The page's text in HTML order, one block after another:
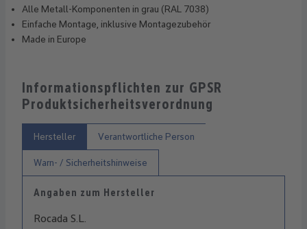
Alle Metall-Komponenten in grau (RAL 7038)
Einfache Montage, inklusive Montagezubehör
Made in Europe
Informationspflichten zur GPSR
Produktsicherheitsverordnung
Hersteller Verantwortliche Person
Warn- / Sicherheitshinweise
Angaben zum Hersteller
Rocada S.L.